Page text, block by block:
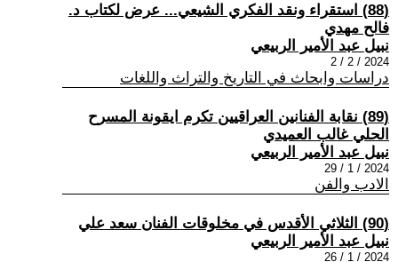
(88) استقراء ونقد الفكري الشيعي... عرض لكتاب د.
فالح مهدي
نبيل عبد الأمير الربيعي
2024 / 2 / 2
دراسات وابحاث في التاريخ والتراث واللغات
(89) نقابة الفنانين العراقيين تكرم ايقونة المسرح
الحلي غالب العميدي
نبيل عبد الأمير الربيعي
2024 / 1 / 29
الادب والفن
(90) الثلاثي الأقدس في مخلوقات الفنان سعد علي
نبيل عبد الأمير الربيعي
2024 / 1 / 26